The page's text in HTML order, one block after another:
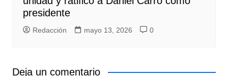
presidente
Redacción mayo 13, 2026 0
Deja un comentario